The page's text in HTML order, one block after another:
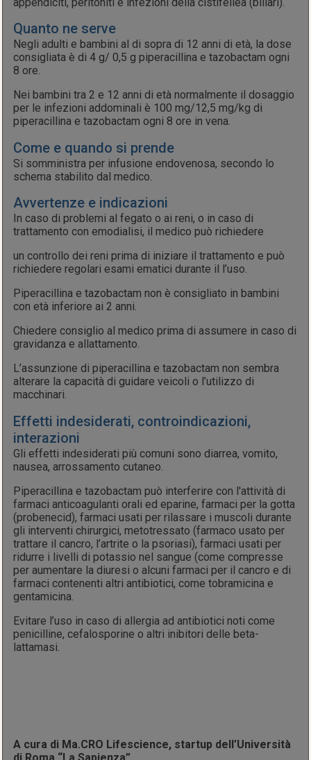
Quanto ne serve
Negli adulti e bambini al di sopra di 12 anni di età, la dose
consigliata è di 4 g/ 0,5 g piperacillina e tazobactam ogni
8 ore.
Nei bambini tra 2 e 12 anni di età normalmente il dosaggio
per le infezioni addominali è 100 mg/12,5 mg/kg di
piperacillina e tazobactam ogni 8 ore in vena.
Come e quando si prende
Si somministra per infusione endovenosa, secondo lo
schema stabilito dal medico.
Avvertenze e indicazioni
In caso di problemi al fegato o ai reni, o in caso di
trattamento con emodialisi, il medico può richiedere
un controllo dei reni prima di iniziare il trattamento e può
richiedere regolari esami ematici durante il l’uso.
Piperacillina e tazobactam non è consigliato in bambini
con età inferiore ai 2 anni.
Chiedere consiglio al medico prima di assumere in caso di
gravidanza e allattamento.
L’assunzione di piperacillina e tazobactam non sembra
alterare la capacità di guidare veicoli o l’utilizzo di
macchinari.
Effetti indesiderati, controindicazioni,
interazioni
Gli effetti indesiderati più comuni sono diarrea, vomito,
nausea, arrossamento cutaneo.
Piperacillina e tazobactam può interferire con l'attività di
farmaci anticoagulanti orali ed eparine, farmaci per la gotta
(probenecid), farmaci usati per rilassare i muscoli durante
gli interventi chirurgici, metotressato (farmaco usato per
trattare il cancro, l’artrite o la psoriasi), farmaci usati per
ridurre i livelli di potassio nel sangue (come compresse
per aumentare la diuresi o alcuni farmaci per il cancro e di
farmaci contenenti altri antibiotici, come tobramicina e
gentamicina.
Evitare l’uso in caso di allergia ad antibiotici noti come
penicilline, cefalosporine o altri inibitori delle beta-
lattamasi.
A cura di Ma.CRO Lifescience, startup dell’Università